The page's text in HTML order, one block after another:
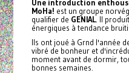
Une introduction
MoHa! est un groupe
qualifier de GENIAL. Il
énergiques à tendance
Ils ont joué à Grnd l'année
vibré de bonheur et
moment avant de dormir,
bonnes semaines.